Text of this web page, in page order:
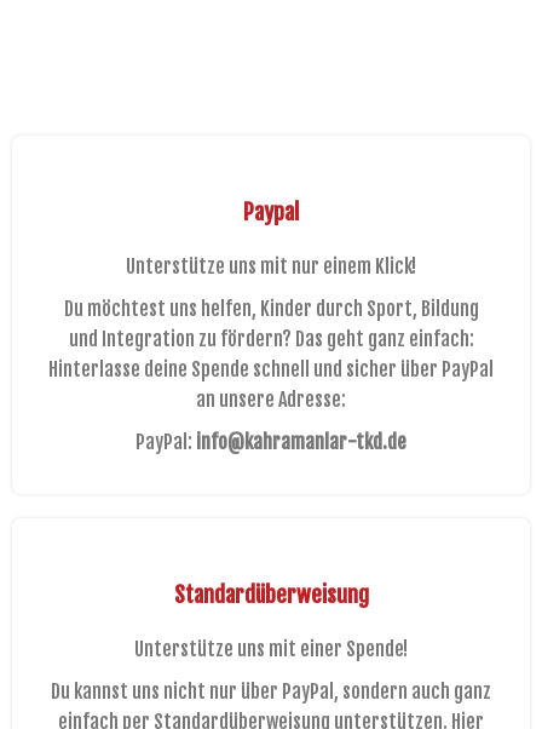
Paypal
Unterstütze uns mit nur einem Klick!
Du möchtest uns helfen, Kinder durch Sport, Bildung
und Integration zu fördern? Das geht ganz einfach:
Hinterlasse deine Spende schnell und sicher über PayPal
an unsere Adresse:
PayPal: info@kahramanlar-tkd.de
Standardüberweisung
Unterstütze uns mit einer Spende!
Du kannst uns nicht nur über PayPal, sondern auch ganz
einfach per Standardüberweisung unterstützen. Hier